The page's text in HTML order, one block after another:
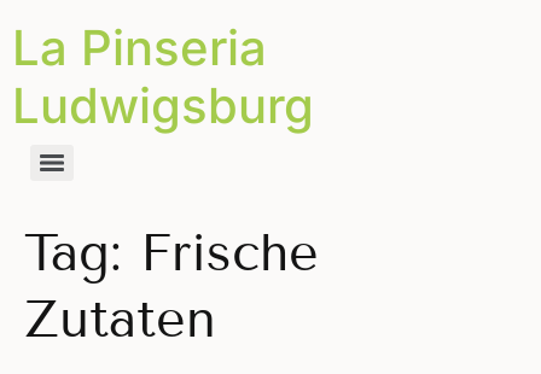
La Pinseria
Ludwigsburg
Tag: Frische
Zutaten